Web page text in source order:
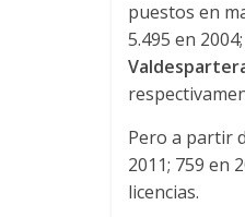
E
q
u
puestos en
5.495 en
Pero a partir
2011; 759 en
licencias.